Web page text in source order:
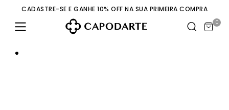
CADASTRE-SE E GANHE 10% OFF NA SUA PRIMEIRA COMPRA
0